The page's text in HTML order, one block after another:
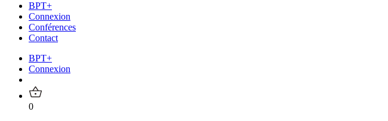
BPT+
Connexion
Conférences
Contact
BPT+
Connexion
0